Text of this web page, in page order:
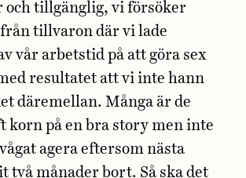
och tillgänglig, vi försöker
tillvaron där vi lade
vår arbetstid på att göra sex
resultatet att vi inte hann
däremellan. Många är de
korn på en bra story men inte
agera eftersom nästa
två månader bort. Så ska det